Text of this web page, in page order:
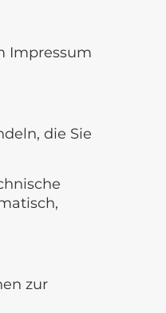
Impressum
die Sie
zur